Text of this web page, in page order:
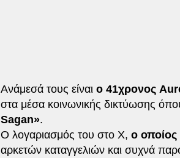
Ανάμεσά τους είναι ο 41χρονος
στα μέσα κοινωνικής δικτύωσης
Sagan».
Ο λογαριασμός του στο X, ο οποίος
αρκετών καταγγελιών και συχνά